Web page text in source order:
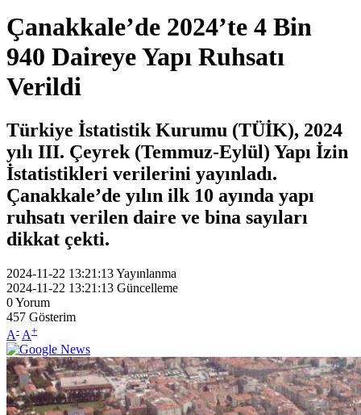
Çanakkale’de 2024’te 4 Bin
940 Daireye Yapı Ruhsatı
Verildi
Türkiye İstatistik Kurumu (TÜİK), 2024
yılı III. Çeyrek (Temmuz-Eylül) Yapı İzin
İstatistikleri verilerini yayınladı.
Çanakkale’de yılın ilk 10 ayında yapı
ruhsatı verilen daire ve bina sayıları
dikkat çekti.
2024-11-22 13:21:13Yayınlanma
2024-11-22 13:21:13 Güncelleme
0Yorum
457 Gösterim
A- A+